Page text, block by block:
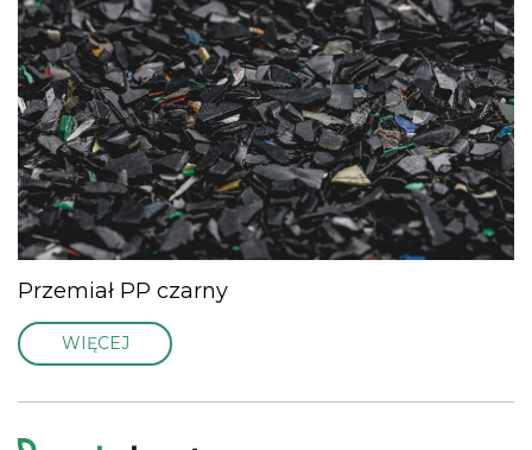
Przemiał PP czarny
WIĘCEJ